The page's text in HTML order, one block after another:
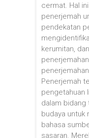
cermat. Hal
penerjemah
pendekatan
kerumitan,
Penerjemah
pengetahuan
dalam bidang
budaya untuk
bahasa
sasaran.